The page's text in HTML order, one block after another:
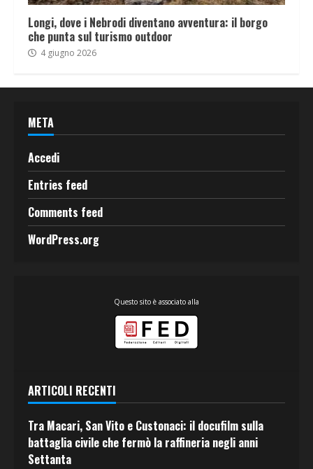
Longi, dove i Nebrodi diventano avventura: il borgo
che punta sul turismo outdoor
4 giugno 2026
META
Accedi
Entries feed
Comments feed
WordPress.org
Questo sito è associato alla
ARTICOLI RECENTI
Tra Macari, San Vito e Custonaci: il docufilm sulla
battaglia civile che fermò la raffineria negli anni
Settanta